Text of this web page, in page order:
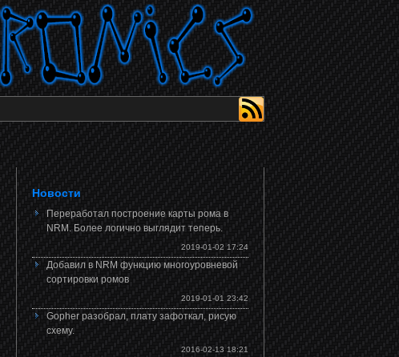
Новости
Переработал построение карты рома в
NRM. Более логично выглядит теперь.
2019-01-02 17:24
Добавил в NRM функцию многоуровневой
сортировки ромов
2019-01-01 23:42
Gopher разобрал, плату зафоткал, рисую
схему.
2016-02-13 18:21